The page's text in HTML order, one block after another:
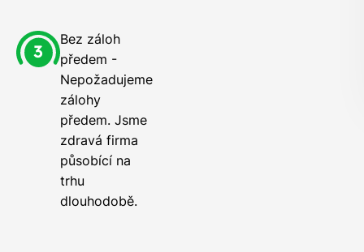
Bez záloh
předem -
Nepožadujeme
zálohy
předem. Jsme
zdravá firma
působící na
trhu
dlouhodobě.